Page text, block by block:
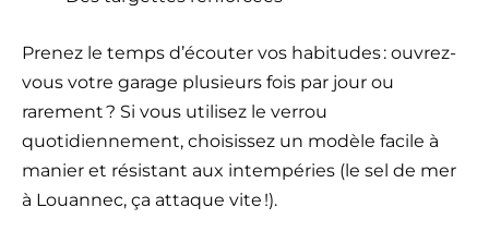
Prenez le temps d’écouter vos habitudes : ouvrez-
vous votre garage plusieurs fois par jour ou
rarement ? Si vous utilisez le verrou
quotidiennement, choisissez un modèle facile à
manier et résistant aux intempéries (le sel de mer
à Louannec, ça attaque vite !).